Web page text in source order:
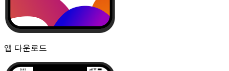
앱 다운로드